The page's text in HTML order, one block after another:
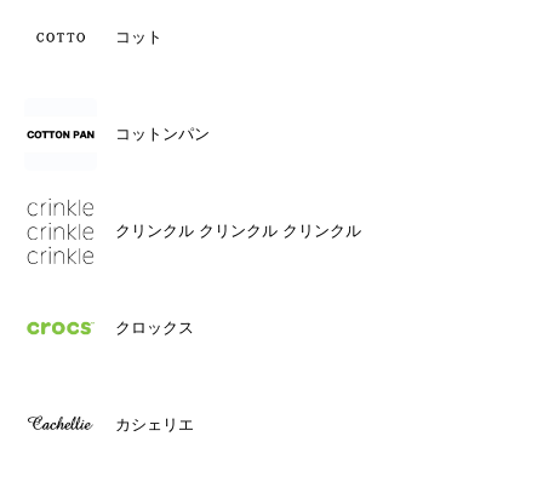
コット
コットンパン
クリンクル クリンクル クリンクル
クロックス
カシェリエ